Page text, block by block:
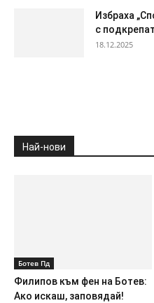
Избраха
с
18.12.2025
Най-нови
Ботев Пд
Филипов към фен на Ботев:
Ако искаш, заповядай!